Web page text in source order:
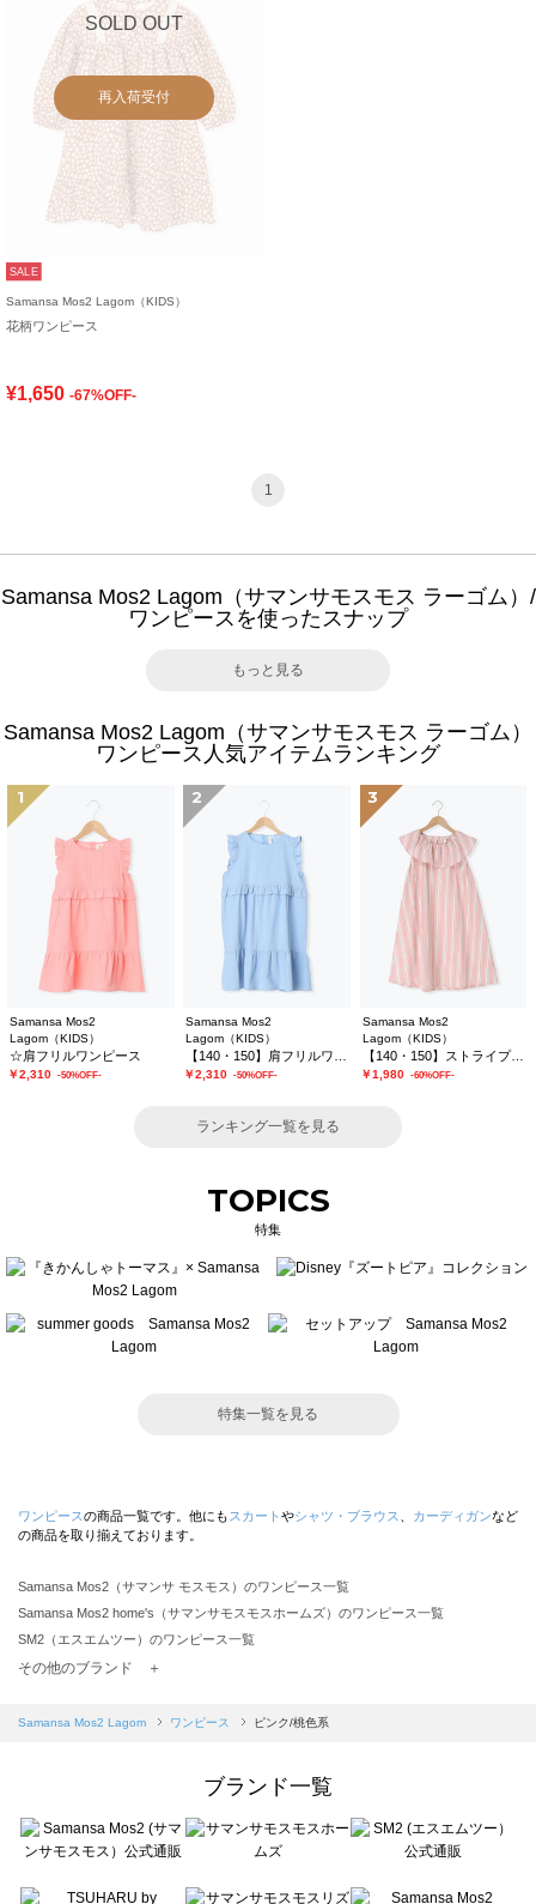
SOLD OUT
再入荷受付
SALE
Samansa Mos2 Lagom（KIDS）
花柄ワンピース
¥1,650 -67%OFF-
1
Samansa Mos2 Lagom（サマンサモスモス ラーゴム）/
ワンピースを使ったスナップ
もっと見る
Samansa Mos2 Lagom（サマンサモスモス ラーゴム）
ワンピース人気アイテムランキング
1
Samansa Mos2
Lagom（KIDS）
☆肩フリルワンピース
￥2,310 -50%OFF-
2
Samansa Mos2
Lagom（KIDS）
￥2,310 -50%OFF-
3
Samansa Mos2
Lagom（KIDS）
【140・150】ストライプフリルカラーワンピース
￥1,980 -60%OFF-
ランキング一覧を見る
TOPICS
特集
特集一覧を見る
ワンピースの商品一覧です。他にも スカート やシャツ・ブラウス カーディガンなど
の商品を取り揃えております。
Samansa Mos2（サマンサ モスモス）のワンピース一覧
Samansa Mos2 home's（サマンサモスモスホームズ）のワンピース一覧
SM2（エスエムツー）のワンピース一覧
TSUHARU by Samansa Mos2（ツハルバイサマンサモスモス）のワンピース一覧
Samansa Mos2 blue（サマンサモスモス ブルー）のワンピース一覧
sō4ū（ソウフォーユー）のワンピース一覧
Te chichi（テチチ）のワンピース一覧
Te chichi CLASSIC（テチチ クラシック）のワンピース一覧
その他のブランド ＋
Samansa Mos2 Lagom ワンピース ピンク/桃色系
ブランド一覧